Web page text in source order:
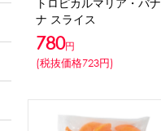
ナ スライス
780円
(税抜価格723円)